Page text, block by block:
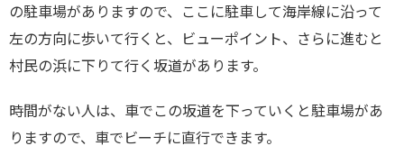
の駐車場がありますので、ここに駐車して海岸線に沿って
左の方向に歩いて行くと、ビューポイント、さらに進むと
村民の浜に下りて行く坂道があります。
時間がない人は、車でこの坂道を下っていくと駐車場があ
りますので、車でビーチに直行できます。